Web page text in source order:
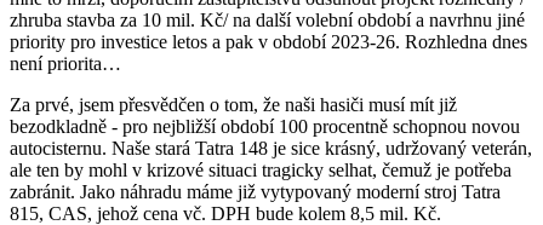
zhruba stavba za 10 mil. Kč/ na další volební období a navrhnu jiné
priority pro investice letos a pak v období 2023-26. Rozhledna dnes
není priorita…
Za prvé, jsem přesvědčen o tom, že naši hasiči musí mít již
bezodkladně - pro nejbližší období 100 procentně schopnou novou
autocisternu. Naše stará Tatra 148 je sice krásný, udržovaný veterán,
ale ten by mohl v krizové situaci tragicky selhat, čemuž je potřeba
zabránit. Jako náhradu máme již vytypovaný moderní stroj Tatra
815, CAS, jehož cena vč. DPH bude kolem 8,5 mil. Kč.